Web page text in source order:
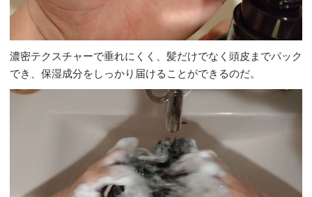
濃密テクスチャーで垂れにくく、髪だけでなく頭皮までパック
でき、保湿成分をしっかり届けることができるのだ。